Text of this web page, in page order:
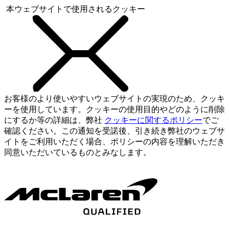
本ウェブサイトで使用されるクッキー
お客様のより使いやすいウェブサイトの実現のため、クッキ
ーを使用しています。クッキーの使用目的やどのように削除
にするか等の詳細は、弊社 クッキーに関するポリシーでご
確認ください。この通知を受諾後、引き続き弊社のウェブサ
イトをご利用いただく場合、ポリシーの内容を理解いただき
同意いただいているものとみなします。